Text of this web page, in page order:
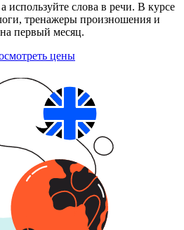
используйте слова в речи. В курсе
тренажеры произношения и
первый месяц.
цены